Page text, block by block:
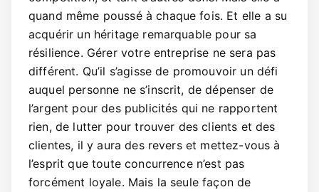
quand même poussé à chaque fois. Et elle a su
acquérir un héritage remarquable pour sa
résilience. Gérer votre entreprise ne sera pas
différent. Qu’il s’agisse de promouvoir un défi
auquel personne ne s’inscrit, de dépenser de
l’argent pour des publicités qui ne rapportent
rien, de lutter pour trouver des clients et des
clientes, il y aura des revers et mettez-vous à
l’esprit que toute concurrence n’est pas
forcément loyale. Mais la seule façon de